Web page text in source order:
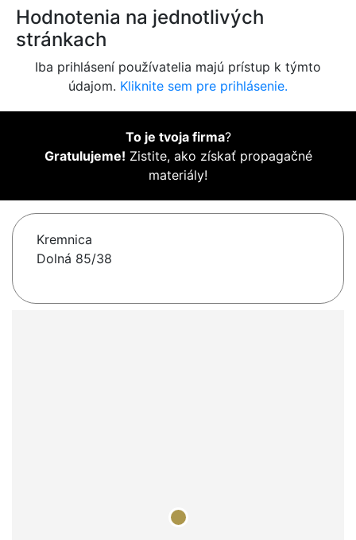
Hodnotenia na jednotlivých
stránkach
Iba prihlásení používatelia majú prístup k týmto
údajom. Kliknite sem pre prihlásenie.
To je tvoja firma?
Gratulujeme! Zistite, ako získať propagačné
materiály!
Kremnica
Dolná 85/38